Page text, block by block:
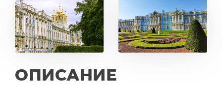
ОПИСАНИЕ